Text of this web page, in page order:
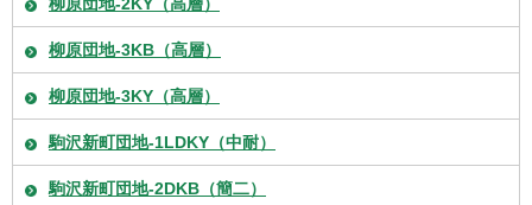
柳原団地-3KB（高層）
柳原団地-3KY（高層）
駒沢新町団地-1LDKY（中耐）
駒沢新町団地-2DKB（簡二）